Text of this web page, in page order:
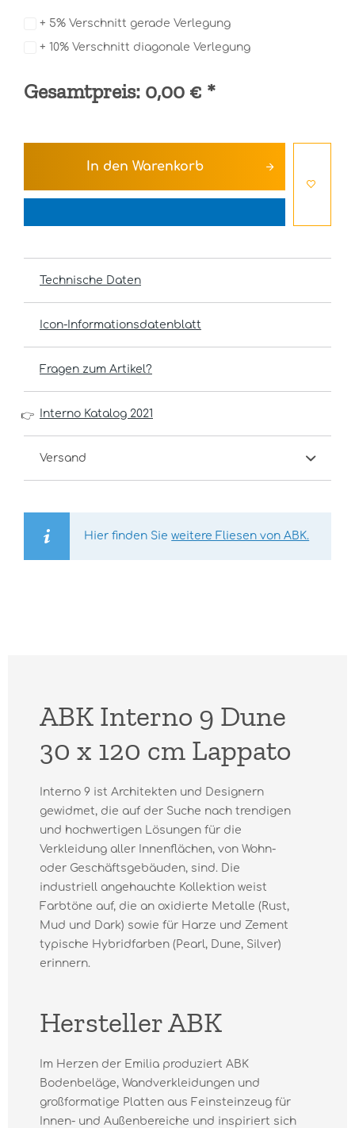
+ 5% Verschnitt gerade Verlegung
+ 10% Verschnitt diagonale Verlegung
Gesamtpreis: 0,00 € *
In den Warenkorb
Technische Daten
Icon-Informationsdatenblatt
Fragen zum Artikel?
👉 Interno Katalog 2021
Versand
Hier finden Sieweitere Fliesen von ABK.
ABK Interno 9 Dune
30 x 120 cm Lappato
Interno 9 ist Architekten und Designern
gewidmet, die auf der Suche nach trendigen
und hochwertigen Lösungen für die
Verkleidung aller Innenflächen, von Wohn-
oder Geschäftsgebäuden, sind. Die
industriell angehauchte Kollektion weist
Farbtöne auf, die an oxidierte Metalle (Rust,
Mud und Dark) sowie für Harze und Zement
typische Hybridfarben (Pearl, Dune, Silver)
erinnern.
Hersteller ABK
Im Herzen der Emilia produziert ABK
Bodenbeläge, Wandverkleidungen und
großformatige Platten aus Feinsteinzeug für
Innen- und Außenbereiche und inspiriert sich